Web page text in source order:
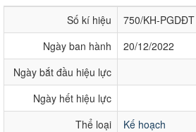
Số kí hiệu
750/KH-PGDĐT
Ngày ban hành
20/12/2022
Ngày bắt đầu hiệu lực
Ngày hết hiệu lực
Thể loại
Kế hoạch